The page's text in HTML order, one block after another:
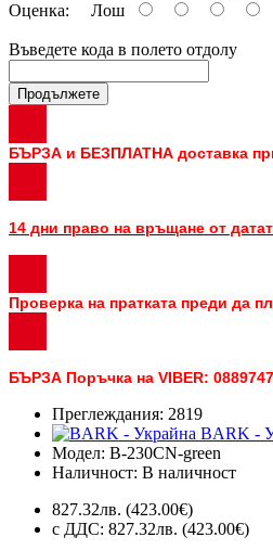
Оценка: Лош
Въведете кода в полето отдолу
Продължете
БЪРЗА и БЕЗПЛАТНА доставка
14 дни право на връщане от
Проверка на пратката преди да
БЪРЗА Поръчка на VIBER:
Преглеждания: 2819
BARK -
Модел: B-230CN-green
Наличност: В наличност
827.32лв. (423.00€)
с ДДС: 827.32лв. (423.00€)